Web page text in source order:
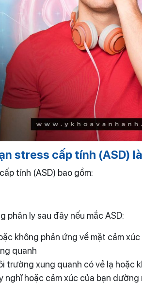
stress cấp tính (ASD)
tính (ASD) bao gồm:
phân ly sau đây nếu mắc ASD:
không phản ứng về mặt cảm xúc
quanh
trường xung quanh có vẻ lạ hoặc
nghĩ hoặc cảm xúc của bạn